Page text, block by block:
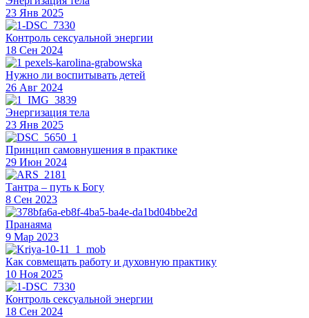
23 Янв 2025
Контроль сексуальной энергии
18 Сен 2024
Нужно ли воспитывать детей
26 Авг 2024
Энергизация тела
23 Янв 2025
Принцип самовнушения в практике
29 Июн 2024
Тантра – путь к Богу
8 Сен 2023
Пранаяма
9 Мар 2023
Как совмещать работу и духовную практику
10 Ноя 2025
Контроль сексуальной энергии
18 Сен 2024